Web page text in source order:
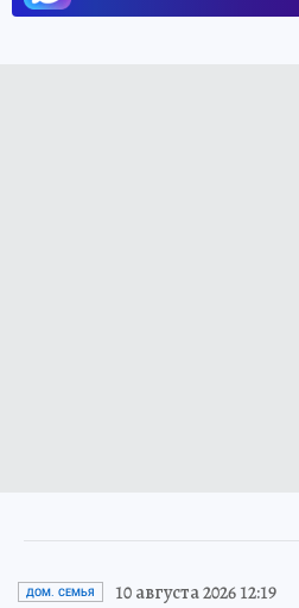
ДОМ. СЕМЬЯ 10 августа 2026 12:19